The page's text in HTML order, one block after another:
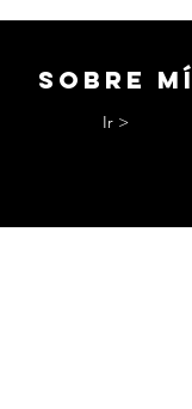
Sobre mí
Ir >